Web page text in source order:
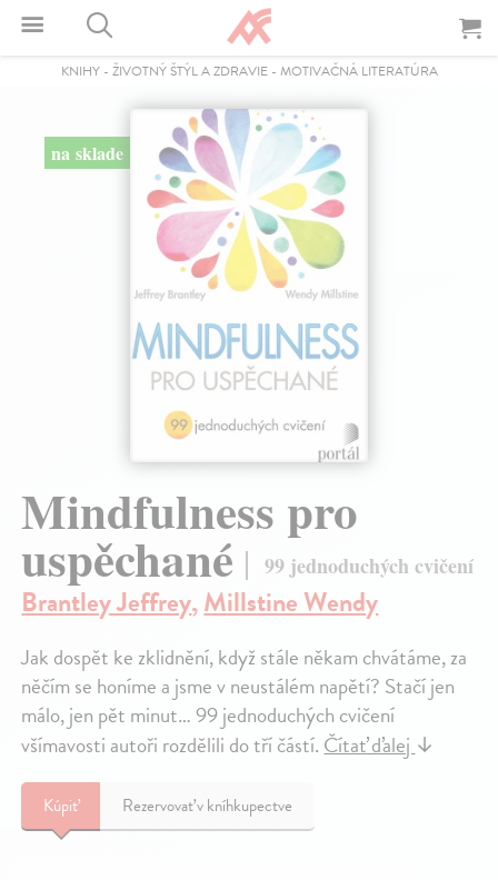
KNIHY- ŽIVOTNÝ ŠTÝL A ZDRAVIE- MOTIVAČNÁ LITERATÚRA
na sklade
Mindfulness pro
uspěchané 99 jednoduchých cvičení
Brantley Jeffrey,Millstine Wendy
Jak dospět ke zklidnění, když stále někam chvátáme, za
něčím se honíme a jsme v neustálém napětí? Stačí jen
málo, jen pět minut… 99 jednoduchých cvičení
všímavosti autoři rozdělili do tří částí.Čítať ďalej↓
Kúpiť Rezervovať v kníhkupectve